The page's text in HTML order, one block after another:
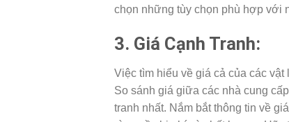
chọn những tùy chọn phù hợp với
3. Giá Cạnh Tranh:
Việc tìm hiểu về giá cả của các
So sánh giá giữa các nhà cung
tranh nhất. Nắm bắt thông tin về